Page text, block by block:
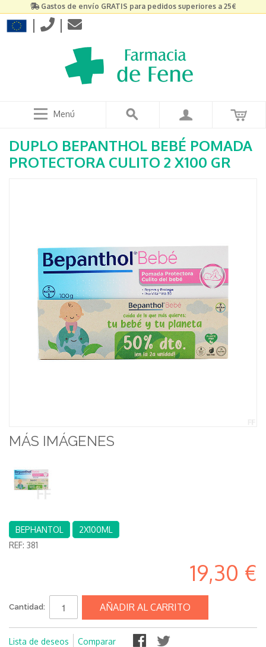
Gastos de envío GRATIS para pedidos superiores a 25€
| |
Menú
DUPLO BEPANTHOL BEBÉ POMADA
PROTECTORA CULITO 2 X100 GR
MÁS IMÁGENES
BEPHANTOL
2X100ML
REF: 381
19,30 €
Cantidad: AÑADIR AL CARRITO
Lista de deseos Comparar